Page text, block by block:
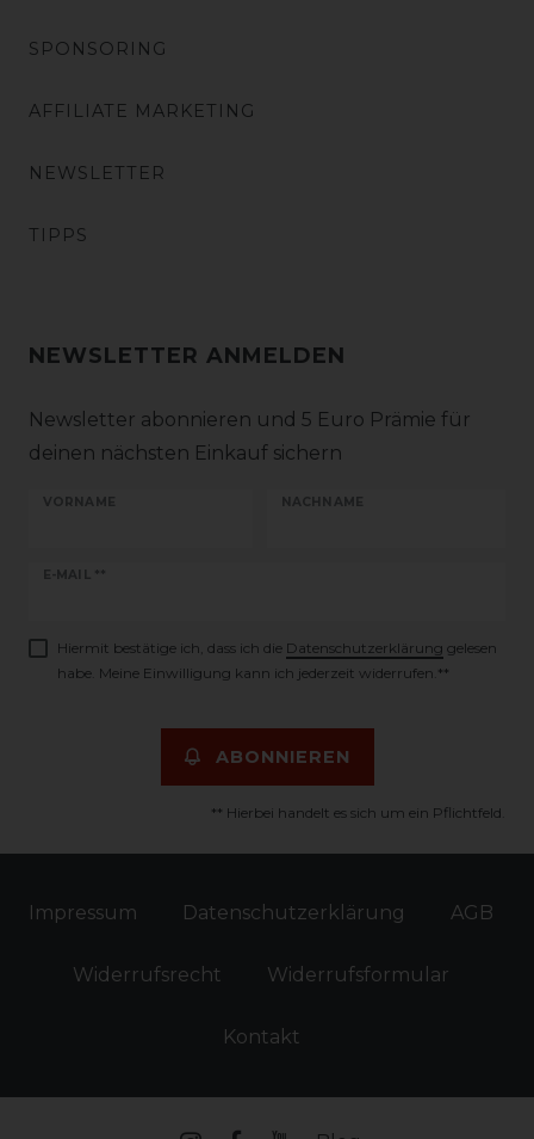
SPONSORING
AFFILIATE MARKETING
NEWSLETTER
TIPPS
NEWSLETTER ANMELDEN
Newsletter abonnieren und 5 Euro Prämie für
deinen nächsten Einkauf sichern
VORNAME NACHNAME
E-MAIL **
Newsletter
Hiermit bestätige ich, dass ich die Daten­schutz­erklärung gelesen
habe. Meine Einwilligung kann ich jederzeit widerrufen.**
ABONNIEREN
** Hierbei handelt es sich um ein Pflichtfeld.
Impressum Daten­schutz­erklärung AGB
Widerrufs­recht Widerrufs­formular
Kontakt